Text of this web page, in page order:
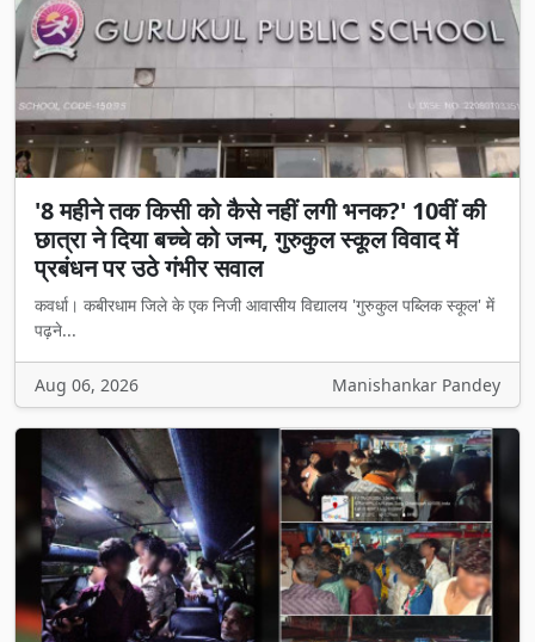
'8 महीने तक किसी को कैसे नहीं लगी भनक?' 10वीं की
छात्रा ने दिया बच्चे को जन्म, गुरुकुल स्कूल विवाद में
प्रबंधन पर उठे गंभीर सवाल
कवर्धा। कबीरधाम जिले के एक निजी आवासीय विद्यालय 'गुरुकुल पब्लिक स्कूल' में
पढ़ने...
Aug 06, 2026 Manishankar Pandey